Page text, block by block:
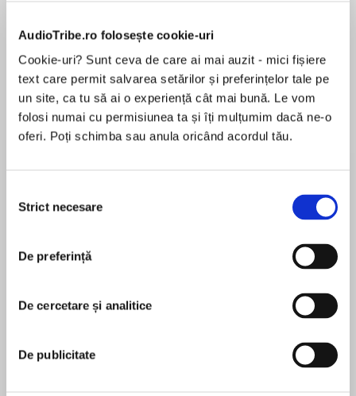
AudioTribe.ro folosește cookie-uri
Cookie-uri? Sunt ceva de care ai mai auzit - mici fișiere
text care permit salvarea setărilor și preferințelor tale pe
un site, ca tu să ai o experiență cât mai bună. Le vom
folosi numai cu permisiunea ta și îți mulțumim dacă ne-o
oferi. Poți schimba sau anula oricând acordul tău.
consimțământului
Strict necesare
De preferință
De cercetare și analitice
De publicitate
Desprecarte
A groundbreaking exposé of the hidden truths
counteracting the invisible hazards of everyday
electromagnetic exposure. Award-winning
magazine columnist Ann Louise Gittleman
combines the best of energy medicine with the
powerhouse designed to safeguard you and
bestselling books on weight loss (The Fat Flush
Plan; Fat Flush for Life) and perimenopause
În acest moment nu există recenzii
Ann Louise Gittleman
Ann Louise Gittlemanis an award-winning author